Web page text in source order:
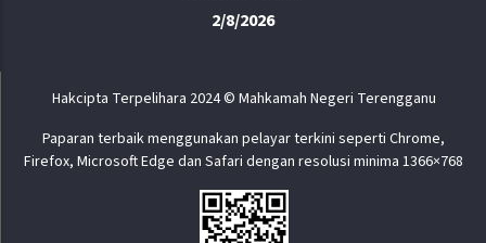
2/8/2026
Hakcipta Terpelihara 2024 © Mahkamah Negeri Terengganu
Paparan terbaik menggunakan pelayar terkini seperti Chrome,
Firefox, Microsoft Edge dan Safari dengan resolusi minima 1366×768